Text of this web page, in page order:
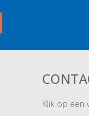
Klik op een